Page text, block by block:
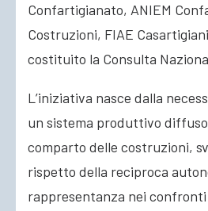
Confartigianato, ANIEM
Costruzioni, FIAE
costituito la Consulta
L’iniziativa nasce dalla
un sistema produttivo
comparto delle costruzioni,
rispetto della reciproca
rappresentanza nei confronti